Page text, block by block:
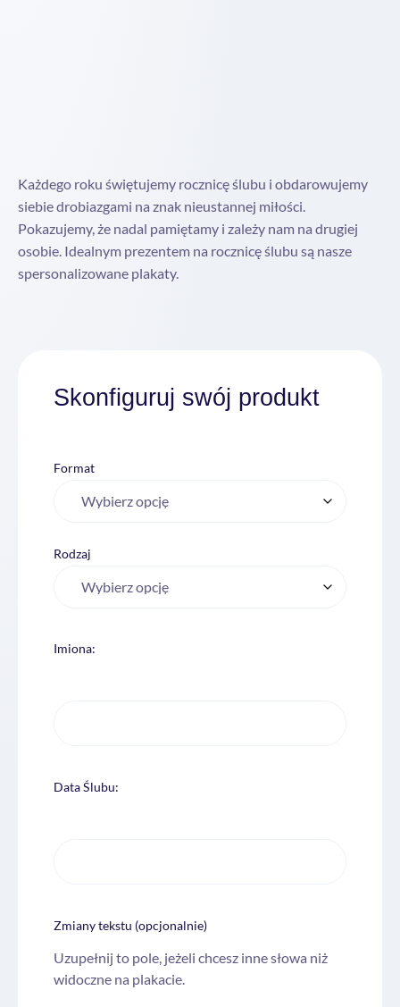
Każdego roku świętujemy rocznicę ślubu i obdarowujemy
siebie drobiazgami na znak nieustannej miłości.
Pokazujemy, że nadal pamiętamy i zależy nam na drugiej
osobie. Idealnym prezentem na rocznicę ślubu są nasze
spersonalizowane plakaty.
Skonfiguruj swój produkt
Format
Rodzaj
Imiona:
Data Ślubu:
Zmiany tekstu (opcjonalnie)
Uzupełnij to pole, jeżeli chcesz inne słowa niż
widoczne na plakacie.